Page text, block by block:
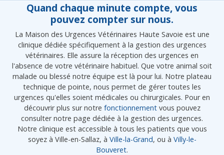
Quand chaque minute compte, vous
pouvez compter sur nous.
La Maison des Urgences Vétérinaires Haute Savoie est une
clinique dédiée spécifiquement à la gestion des urgences
vétérinaires. Elle assure la réception des urgences en
l'absence de votre vétérinaire habituel. Que votre animal soit
malade ou blessé notre équipe est là pour lui. Notre plateau
technique de pointe, nous permet de gérer toutes les
urgences qu'elles soient médicales ou chirurgicales. Pour en
découvrir plus sur notre fonctionnementvous pouvez
consulter notre page dédiée à la gestion des urgences.
Notre clinique est accessible à tous les patients que vous
soyez à Ville-en-Sallaz, à Ville-la-Grand, ou à Villy-le-
Bouveret.